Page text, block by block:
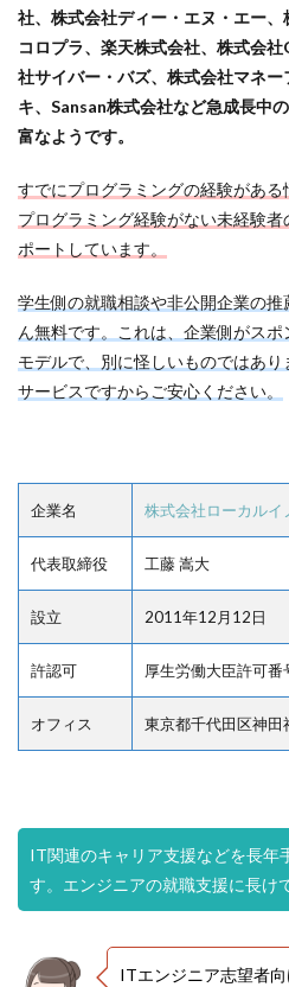
社、株式会社ディー・エヌ・エー
コロプラ、楽天株式会社、株式会
社サイバー・バズ、株式会社マネ
キ、Sansan株式会社など急成長中
富なようです。
すでにプログラミングの経験がある
プログラミング経験がない未経験
ポートしています。
学生側の就職相談や非公開企業の
ん無料です。これは、企業側がス
モデルで、別に怪しいものではあ
サービスですからご安心ください。
企業名 株式会社ローカルイ
代表取締役 工藤 嵩大
設立 2011年12月12日
許認可 厚生労働大臣許可
オフィス 東京都千代田区神
IT関連のキャリア支援などを長年
す。エンジニアの就職支援に長け
ITエンジニア志望者